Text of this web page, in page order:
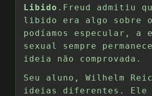
Libido .Freud admitiu
libido era algo sobre
podíamos especular, a
sexual sempre
ideia não comprovada.
Seu aluno, Wilhelm
ideias diferentes. Ele